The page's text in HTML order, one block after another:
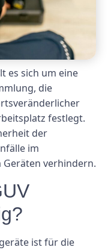
es sich um eine
die
festlegt.
der
im
verhindern.
ist für die